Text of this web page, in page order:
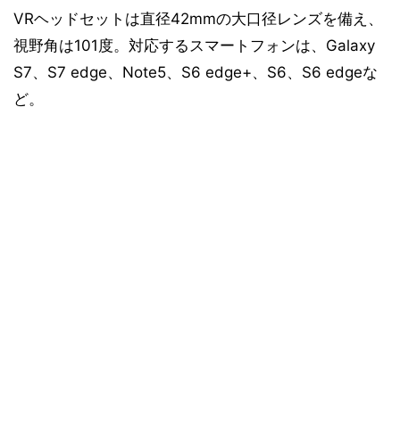
VRヘッドセットは直径42mmの大口径レンズを備え、
視野角は101度。対応するスマートフォンは、Galaxy
S7、S7 edge、Note5、S6 edge+、S6、S6 edgeな
ど。